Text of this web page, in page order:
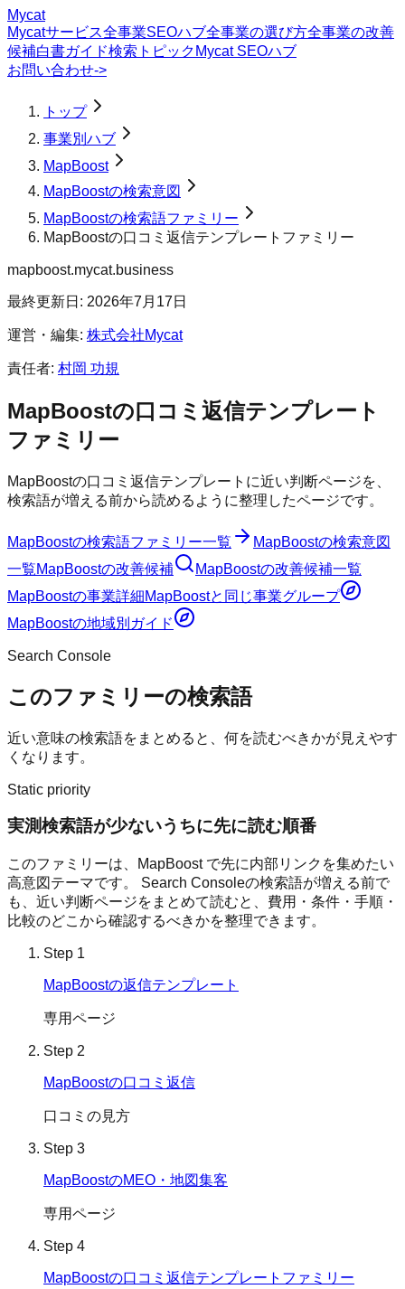
Mycat
Mycatサービス全事業SEOハブ全事業の選び方全事業の改善
候補白書ガイド検索トピック Mycat SEOハブ
お問い合わせ->
トップ
事業別ハブ
MapBoost
MapBoostの検索意図
MapBoostの検索語ファミリー
MapBoostの口コミ返信テンプレートファミリー
mapboost.mycat.business
最終更新日: 2026年7月17日
運営・編集: 株式会社Mycat
責任者: 村岡 功規
MapBoostの口コミ返信テンプレート
ファミリー
MapBoostの口コミ返信テンプレートに近い判断ページを、
検索語が増える前から読めるように整理したページです。
MapBoostの検索語ファミリー一覧 MapBoostの検索意図
一覧MapBoostの改善候補 MapBoostの改善候補一覧
MapBoostの事業詳細MapBoostと同じ事業グループ
MapBoostの地域別ガイド
Search Console
このファミリーの検索語
近い意味の検索語をまとめると、何を読むべきかが見えやす
くなります。
Static priority
実測検索語が少ないうちに先に読む順番
このファミリーは、 MapBoostで先に内部リンクを集めたい
高意図テーマです。 Search Consoleの検索語が増える前で
も、近い判断ページをまとめて読むと、費用・条件・手順・
比較のどこから確認するべきかを整理できます。
Step 1
MapBoostの返信テンプレート
専用ページ
Step 2
MapBoostの口コミ返信
口コミの見方
Step 3
MapBoostのMEO・地図集客
専用ページ
Step 4
MapBoostの口コミ返信テンプレートファミリー